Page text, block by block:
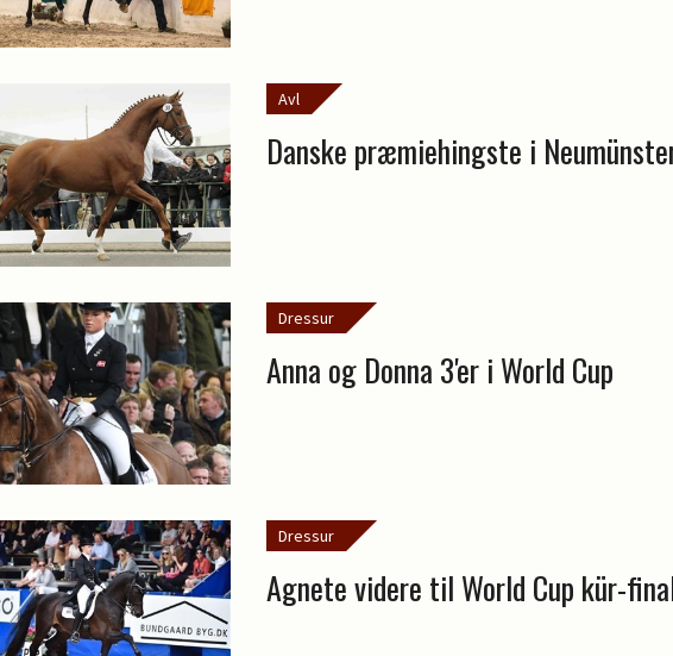
Avl
Danske præmiehingste i
Dressur
Anna og Donna 3'er i World Cup
Dressur
Agnete videre til World Cup kür-